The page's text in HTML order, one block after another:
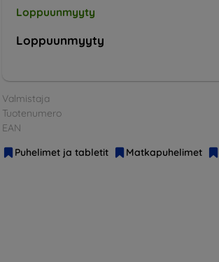
Loppuunmyyty
Loppuunmyyty
Valmistaja
Tuotenumero
EAN
Puhelimet ja tabletit
Matkapuhelimet